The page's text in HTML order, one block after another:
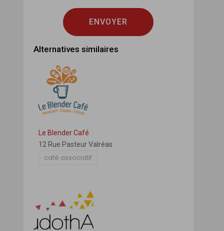
ENVOYER
Alternatives similaires
Le Blender Café
12 Rue Pasteur Valréas
café associatif